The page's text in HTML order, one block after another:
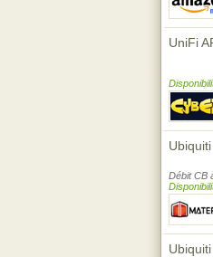
UniFi
Débit CB